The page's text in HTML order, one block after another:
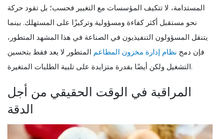
المستدامة، لا تتكيف المؤسسات مع التغيير فحسب؛ بل تقود حركة
نحو مستقبل أكثر كفاءة ومسؤولية وتركيزًا على المستهلك. بينما
يتنقل المسؤولون التنفيذيون في الصناعة في هذا المشهد المتطور،
فإن دمج نظام إدارة مخزون المطاعم المتطور لا يعد فقط بتحسين
التشغيل ولكن أيضًا بقدرة متزايدة على تلبية الطلبات المتغيرة.
المراقبة في الوقت الحقيقي من أجل
الدقة